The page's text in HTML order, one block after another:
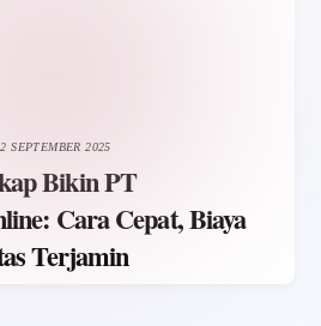
SEPTEMBER 2025
Bikin PT
Cara Cepat, Biaya
Terjamin